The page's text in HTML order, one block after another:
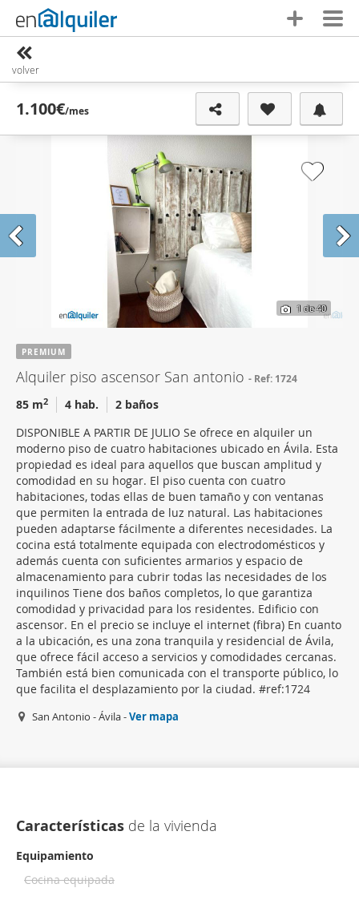
volver
1.100€/mes
1 de 40
PREMIUM
Alquiler piso ascensor San antonio Ref: 1724
85 m2 4 hab.
2 baños
DISPONIBLE A PARTIR DE JULIO Se ofrece en alquiler un
moderno piso de cuatro habitaciones ubicado en Ávila. Esta
propiedad es ideal para aquellos que buscan amplitud y
comodidad en su hogar. El piso cuenta con cuatro
habitaciones, todas ellas de buen tamaño y con ventanas
que permiten la entrada de luz natural. Las habitaciones
pueden adaptarse fácilmente a diferentes necesidades. La
cocina está totalmente equipada con electrodomésticos y
además cuenta con suficientes armarios y espacio de
almacenamiento para cubrir todas las necesidades de los
inquilinos Tiene dos baños completos, lo que garantiza
comodidad y privacidad para los residentes. Edificio con
ascensor. En el precio se incluye el internet (fibra) En cuanto
a la ubicación, es una zona tranquila y residencial de Ávila,
que ofrece fácil acceso a servicios y comodidades cercanas.
También está bien comunicada con el transporte público, lo
que facilita el desplazamiento por la ciudad. #ref:1724
San Antonio - Ávila -Ver mapa
Características de la vivienda
Equipamiento
Cocina equipada